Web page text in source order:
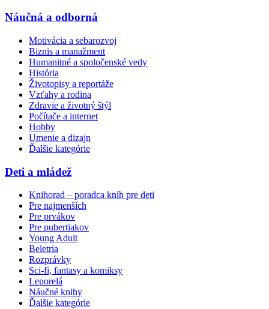
Náučná a odborná
Motivácia a sebarozvoj
Biznis a manažment
Humanitné a spoločenské vedy
História
Životopisy a reportáže
Vzťahy a rodina
Zdravie a životný štýl
Počítače a internet
Hobby
Umenie a dizajn
Ďalšie kategórie
Deti a mládež
Knihorad – poradca kníh pre deti
Pre najmenších
Pre prvákov
Pre pubertiakov
Young Adult
Beletria
Rozprávky
Sci-fi, fantasy a komiksy
Leporelá
Náučné knihy
Ďalšie kategórie